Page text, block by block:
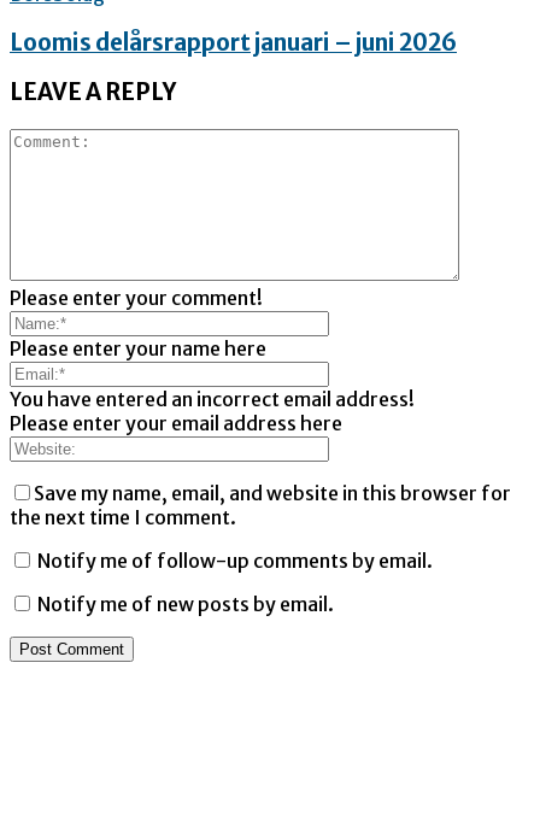
Loomis delårsrapport januari – juni 2026
LEAVE A REPLY
Please enter your comment!
Please enter your name here
You have entered an incorrect email address!
Please enter your email address here
Save my name, email, and website in this browser for
the next time I comment.
Notify me of follow-up comments by email.
Notify me of new posts by email.